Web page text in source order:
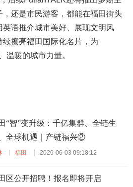
还是市民游客，都能在福田街头
语推介城市美好、展现文明风
擦亮福田国际化名片，为
温暖的城市力量。
“智”变升级：千亿集群、全链生
全球机遇｜产链福兴②
福田 2026-06-03 09:18:12
区公开招聘！报名即将开启